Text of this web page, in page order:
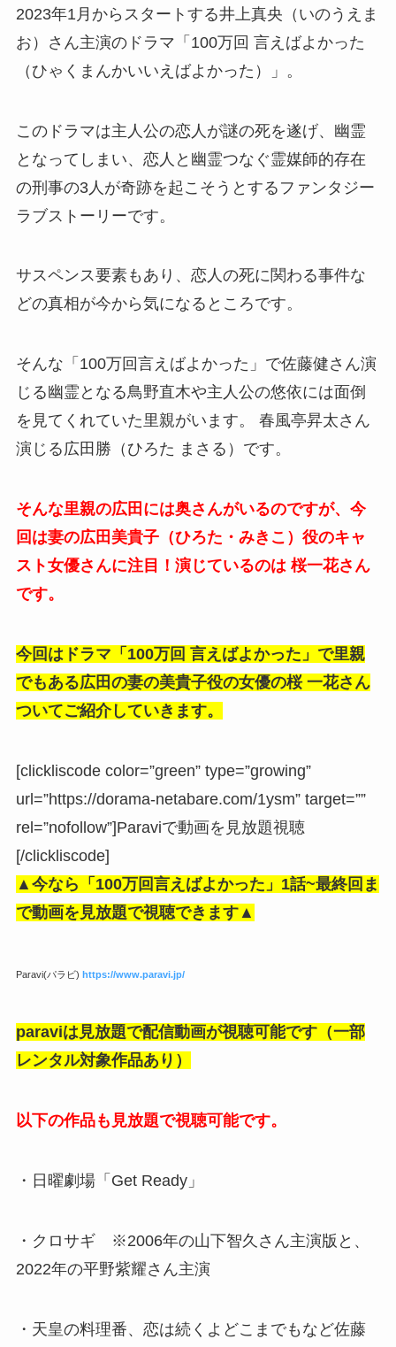
2023年1月からスタートする井上真央（いのうえま
お）さん主演のドラマ「100万回 言えばよかった
（ひゃくまんかいいえばよかった）」。
このドラマは主人公の恋人が謎の死を遂げ、幽霊
となってしまい、恋人と幽霊つなぐ霊媒師的存在
の刑事の3人が奇跡を起こそうとするファンタジー
ラブストーリーです。
サスペンス要素もあり、恋人の死に関わる事件な
どの真相が今から気になるところです。
そんな「100万回言えばよかった」で佐藤健さん演
じる幽霊となる鳥野直木や主人公の悠依には面倒
を見てくれていた里親がいます。 春風亭昇太さん
演じる広田勝（ひろた まさる）です。
そんな里親の広田には奥さんがいるのですが、今
回は妻の広田美貴子（ひろた・みきこ）役のキャ
スト女優さんに注目！演じているのは 桜一花さん
です。
今回はドラマ「100万回 言えばよかった」で里親
でもある広田の妻の美貴子役の女優の桜 一花さん
ついてご紹介していきます。
[clickliscode color=”green” type=”growing”
url=”https://dorama-netabare.com/1ysm” target=””
rel=”nofollow”]Paraviで動画を見放題視聴
[/clickliscode]
▲今なら「100万回言えばよかった」1話~最終回ま
で動画を見放題で視聴できます▲
Paravi(パラビ) https://www.paravi.jp/
paraviは見放題で配信動画が視聴可能です（一部
レンタル対象作品あり）
以下の作品も見放題で視聴可能です。
・日曜劇場「Get Ready」
・クロサギ ※2006年の山下智久さん主演版と、
2022年の平野紫耀さん主演
・天皇の料理番、恋は続くよどこまでもなど佐藤